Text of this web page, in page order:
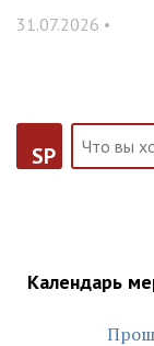
31.07.2026 •
SP
Календарь